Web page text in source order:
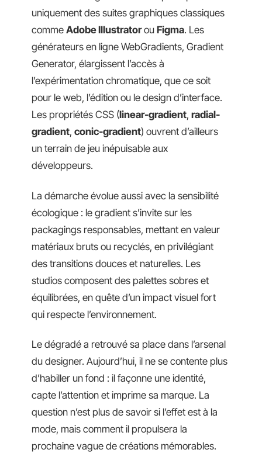
uniquement des suites graphiques classiques
comme Adobe Illustratorou Figma. Les
générateurs en ligne WebGradients, Gradient
Generator, élargissent l’accès à
l’expérimentation chromatique, que ce soit
pour le web, l’édition ou le design d’interface.
Les propriétés CSS (linear-gradient, radial-
gradient, conic-gradient) ouvrent d’ailleurs
un terrain de jeu inépuisable aux
développeurs.
La démarche évolue aussi avec la sensibilité
écologique : le gradient s’invite sur les
packagings responsables, mettant en valeur
matériaux bruts ou recyclés, en privilégiant
des transitions douces et naturelles. Les
studios composent des palettes sobres et
équilibrées, en quête d’un impact visuel fort
qui respecte l’environnement.
Le dégradé a retrouvé sa place dans l’arsenal
du designer. Aujourd’hui, il ne se contente plus
d’habiller un fond : il façonne une identité,
capte l’attention et imprime sa marque. La
question n’est plus de savoir si l’effet est à la
mode, mais comment il propulsera la
prochaine vague de créations mémorables.